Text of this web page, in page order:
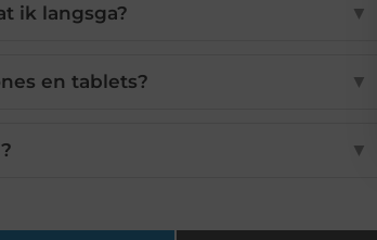
ik langsga? ▼
en tablets? ▼
▼